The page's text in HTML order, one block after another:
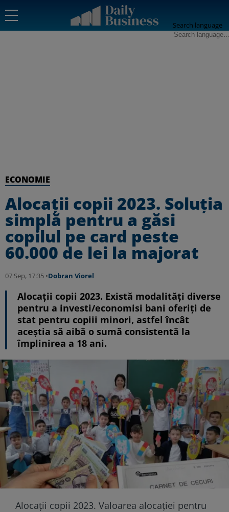
Search language
ECONOMIE
Alocaţii copii 2023. Soluţia
simplă pentru a găsi
copilul pe card peste
60.000 de lei la majorat
07 Sep, 17:35 •Dobran Viorel
Alocaţii copii 2023. Există modalităţi diverse
pentru a investi/economisi bani oferiţi de
stat pentru copiii minori, astfel încât
aceştia să aibă o sumă consistentă la
împlinirea a 18 ani.
Alocaţii copii 2023. Valoarea alocației pentru